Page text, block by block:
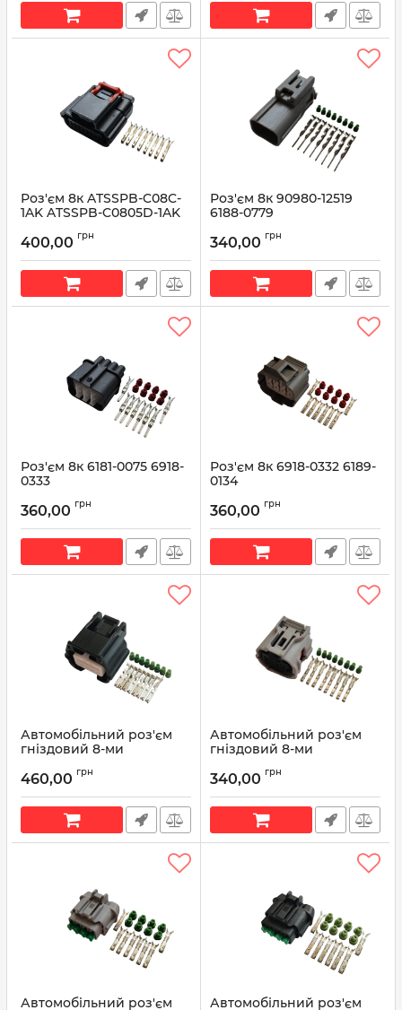
Роз'єм 8к ATSSPB-C08C-
1AK ATSSPB-C0805D-1AK
Артикул: 13583440
400,00 грн
Роз'єм 8к 90980-12519
6188-0779
340,00 грн
Роз'єм 8к 6181-0075 6918-
0333
360,00 грн
Роз'єм 8к 6918-0332 6189-
0134
360,00 грн
Автомобільний роз'єм
гніздовий 8-ми
7283-8855-30 серії RH
Артикул: 7283-8855-30
460,00 грн
Автомобільний роз'єм
гніздовий 8-ми
Sumitomo 6189-1240
TS SEALED
90980-12520
340,00 грн
Автомобільний роз'єм
Автомобільний роз'єм